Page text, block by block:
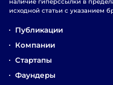
исходной статьи с указанием
Публикации
Компании
Стартапы
Фаундеры